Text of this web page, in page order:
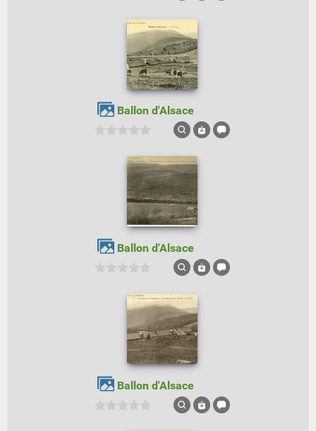
Ballon d'Alsace
Ballon d'Alsace
Ballon d'Alsace